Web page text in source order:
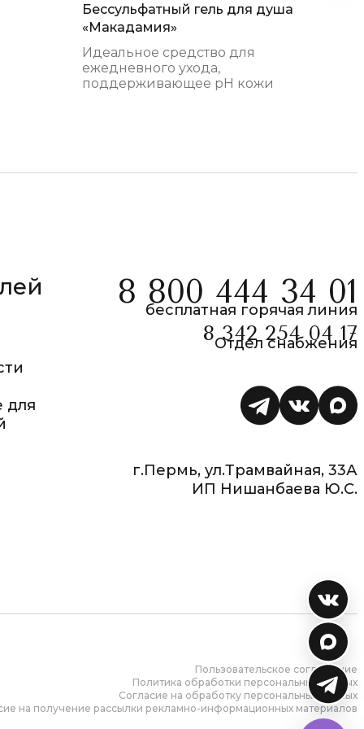
Бессульфатный гель для душа
«Макадамия»
Идеальное средство для
ежедневного ухода,
поддерживающее pH кожи
для
8 800 444 34 01
бесплатная горячая линия
8 342 254 04 17
Отдел снабжения
г.Пермь, ул.Трамвайная, 33А
ИП Нишанбаева Ю.С.
Пользовательское соглашение
Политика обработки персональных данных
Согласие на обработку персональных данных
на получение рассылки рекламно-информационных материалов